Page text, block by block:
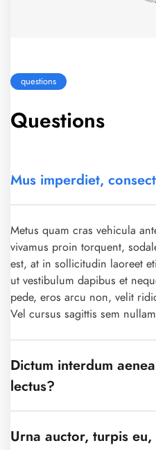
questions
Questions
Mus imperdiet,
Metus quam cras vehicula
vivamus proin torquent,
est, at in sollicitudin laoreet
ut vestibulum dapibus et
pede, eros arcu non, velit
Vel cursus sagittis sem
Dictum interdum
lectus?
Urna auctor, turpis